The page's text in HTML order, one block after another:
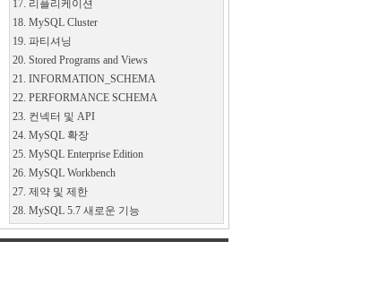
17. 리플리케이션
18. MySQL Cluster
19. 파티셔닝
20. Stored Programs and Views
21. INFORMATION_SCHEMA
22. PERFORMANCE SCHEMA
23. 컨넥터 및 API
24. MySQL 확장
25. MySQL Enterprise Edition
26. MySQL Workbench
27. 제약 및 제한
28. MySQL 5.7 새로운 기능